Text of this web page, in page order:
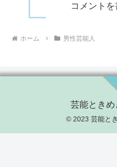
コメント
ホーム 男性芸能人
芸能とき
© 2023 芸能と